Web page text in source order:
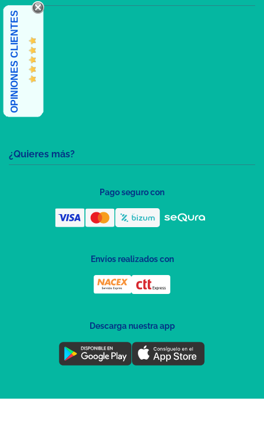
¿Quieres más?
OPINIONES CLIENTES
Pago seguro con
Envíos realizados con
Descarga nuestra app